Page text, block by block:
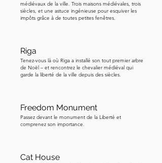
de Riga a été pourchassé par une
cigogne blanche, qui voulait faire son
de nombreux habitants de Riga
déclarant qu'il s'agissait d'un symbole
du roi Étienne chassant les
château, retournons explorer le reste
de la vieille ville. Suivez la carte pour
rejoindre notre prochaine étape.
médiévaux de la ville. Trois maisons médiévales, trois
siècles, et une astuce ingénieuse pour esquiver les
impôts grâce à de toutes petites fenêtres.
Riga
Tenez-vous là où Riga a installé son tout premier arbre
de Noël – et rencontrez le chevalier médiéval qui
garde la liberté de la ville depuis des siècles.
Freedom Monument
Passez devant le monument de la Liberté et
comprenez son importance.
Cat House